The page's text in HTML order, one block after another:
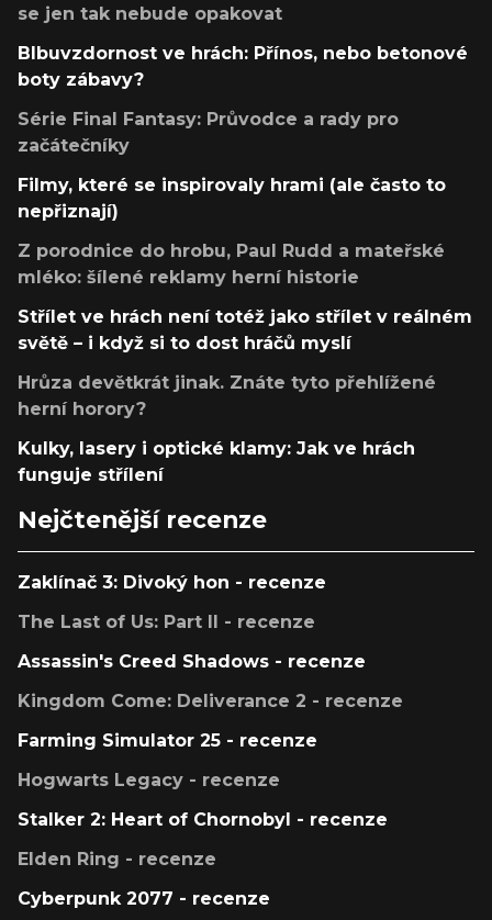
se jen tak nebude opakovat
Blbuvzdornost ve hrách: Přínos, nebo betonové
boty zábavy?
Série Final Fantasy: Průvodce a rady pro
začátečníky
Filmy, které se inspirovaly hrami (ale často to
nepřiznají)
Z porodnice do hrobu, Paul Rudd a mateřské
mléko: šílené reklamy herní historie
Střílet ve hrách není totéž jako střílet v reálném
světě – i když si to dost hráčů myslí
Hrůza devětkrát jinak. Znáte tyto přehlížené
herní horory?
Kulky, lasery i optické klamy: Jak ve hrách
funguje střílení
Nejčtenější recenze
Zaklínač 3: Divoký hon - recenze
The Last of Us: Part II - recenze
Assassin's Creed Shadows - recenze
Kingdom Come: Deliverance 2 - recenze
Farming Simulator 25 - recenze
Hogwarts Legacy - recenze
Stalker 2: Heart of Chornobyl - recenze
Elden Ring - recenze
Cyberpunk 2077 - recenze